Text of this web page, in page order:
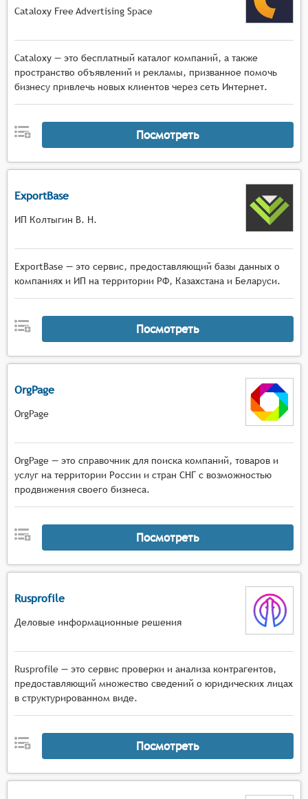
Cataloxy Free Advertising Space
Cataloxy — это бесплатный каталог компаний, а также
пространство объявлений и рекламы, призванное помочь
бизнесу привлечь новых клиентов через сеть Интернет.
Посмотреть
ExportBase
ИП Колтыгин В. Н.
ExportBase — это сервис, предоставляющий базы данных о
компаниях и ИП на территории РФ, Казахстана и Беларуси.
Посмотреть
OrgPage
OrgPage
OrgPage — это справочник для поиска компаний, товаров и
услуг на территории России и стран СНГ с возможностью
продвижения своего бизнеса.
Посмотреть
Rusprofile
Деловые информационные решения
Rusprofile — это сервис проверки и анализа контрагентов,
предоставляющий множество сведений о юридических лицах
в структурированном виде.
Посмотреть